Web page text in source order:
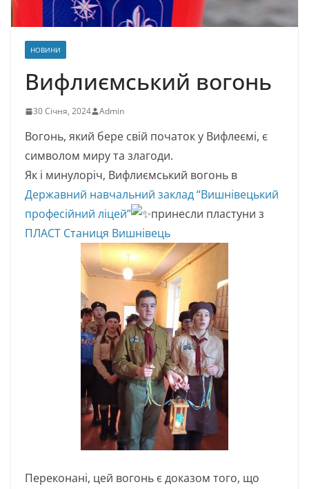
НОВИНИ
Вифлиємський вогонь
30 Січня, 2024 Admin
Вогонь, який бере свій початок у Вифлеємі, є
символом миру та злагоди.
Як і минулоріч, Вифлиємський вогонь в
Державний навчальний заклад “Вишнівецький
професійний ліцей”
принесли пластуни з
ПЛАСТ Станиця Вишнівець
Переконані, цей вогонь є доказом того, що